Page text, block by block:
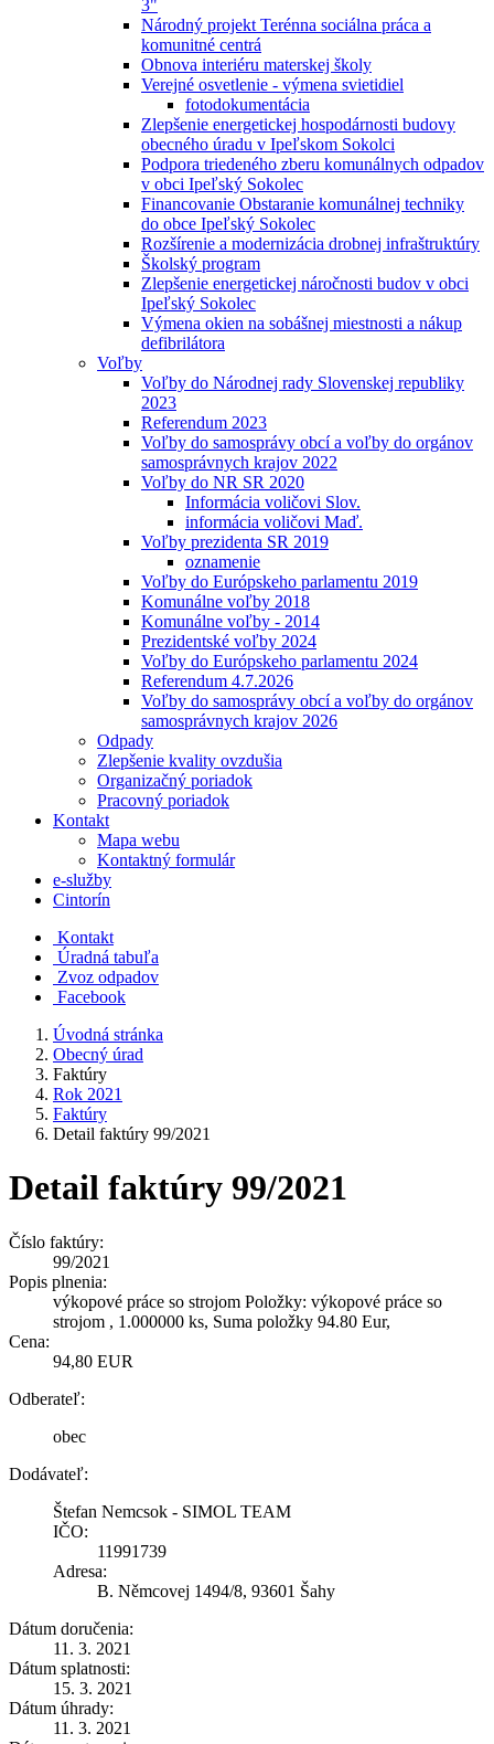
3"
Národný projekt Terénna sociálna práca a
komunitné centrá
Obnova interiéru materskej školy
Verejné osvetlenie - výmena svietidiel
fotodokumentácia
Zlepšenie energetickej hospodárnosti budovy
obecného úradu v Ipeľskom Sokolci
Podpora triedeného zberu komunálnych odpadov
v obci Ipeľský Sokolec
Financovanie Obstaranie komunálnej techniky
do obce Ipeľský Sokolec
Rozšírenie a modernizácia drobnej infraštruktúry
Školský program
Zlepšenie energetickej náročnosti budov v obci
Ipeľský Sokolec
Výmena okien na sobášnej miestnosti a nákup
defibrilátora
Voľby
Voľby do Národnej rady Slovenskej republiky
2023
Referendum 2023
Voľby do samosprávy obcí a voľby do orgánov
samosprávnych krajov 2022
Voľby do NR SR 2020
Informácia voličovi Slov.
informácia voličovi Maď.
Voľby prezidenta SR 2019
oznamenie
Voľby do Európskeho parlamentu 2019
Komunálne voľby 2018
Komunálne voľby - 2014
Prezidentské voľby 2024
Voľby do Európskeho parlamentu 2024
Referendum 4.7.2026
Voľby do samosprávy obcí a voľby do orgánov
samosprávnych krajov 2026
Odpady
Zlepšenie kvality ovzdušia
Organizačný poriadok
Pracovný poriadok
Kontakt
Mapa webu
Kontaktný formulár
e-služby
Cintorín
Kontakt
Úradná tabuľa
Zvoz odpadov
Facebook
Úvodná stránka
Obecný úrad
Faktúry
Rok 2021
Faktúry
Detail faktúry 99/2021
Detail faktúry 99/2021
Číslo faktúry:
99/2021
Popis plnenia:
výkopové práce so strojom Položky: výkopové práce so
strojom , 1.000000 ks, Suma položky 94.80 Eur,
Cena:
94,80 EUR
Odberateľ:
obec
Dodávateľ:
Štefan Nemcsok - SIMOL TEAM
IČO:
11991739
Adresa:
B. Němcovej 1494/8, 93601 Šahy
Dátum doručenia:
11. 3. 2021
Dátum splatnosti:
15. 3. 2021
Dátum úhrady:
11. 3. 2021